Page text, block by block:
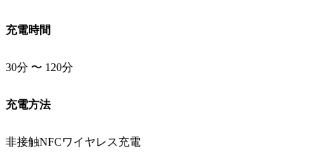
充電時間
30分 〜 120分
充電方法
非接触NFCワイヤレス充電